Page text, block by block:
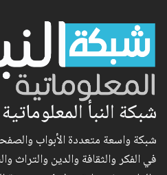
شبكة النبأ المعلوماتية
شبكة واسعة متعددة الأبواب
في الفكر والثقافة والدين والتراث